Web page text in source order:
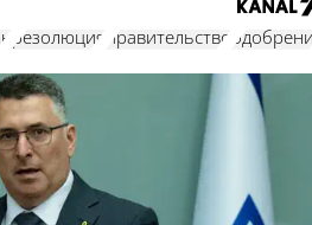
резолюция правительство